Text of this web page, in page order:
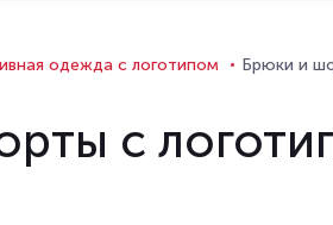
одежда с логотипом Брюки и
с